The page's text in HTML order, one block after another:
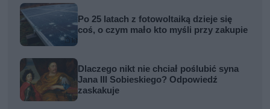
Po 25 latach z fotowoltaiką dzieje się
coś, o czym mało kto myśli przy zakupie
Dlaczego nikt nie chciał poślubić syna
Jana III Sobieskiego? Odpowiedź
zaskakuje